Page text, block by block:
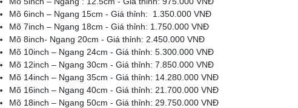
Mõ 6inch – Ngang 15cm - Giá thỉnh: 1.350.000 VNĐ
Mõ 7inch – Ngang 18cm - Giá thỉnh: 1.750.000 VNĐ
Mõ 8inch- Ngang 20cm - Giá thỉnh: 2.450.000 VNĐ
Mõ 10inch – Ngang 24cm - Giá thỉnh: 5.300.000 VNĐ
Mõ 12inch – Ngang 30cm - Giá thỉnh: 7.850.000 VNĐ
Mõ 14inch – Ngang 35cm - Giá thỉnh: 14.280.000 VNĐ
Mõ 16inch – Ngang 40cm - Giá thỉnh: 21.700.000 VNĐ
Mõ 18inch – Ngang 50cm - Giá thỉnh: 29.750.000 VNĐ